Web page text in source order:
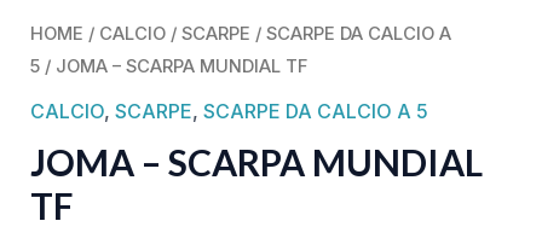
HOME / CALCIO/ SCARPE / SCARPE DA CALCIO A
5/ JOMA – SCARPA MUNDIAL TF
CALCIO, SCARPE, SCARPE DA CALCIO A 5
JOMA – SCARPA MUNDIAL
TF